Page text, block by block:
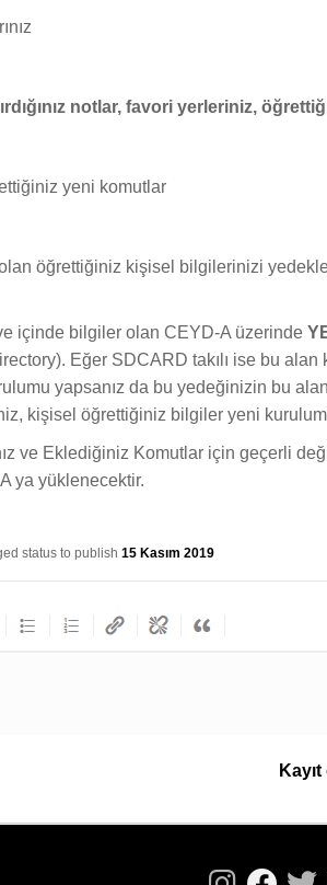
notlar, favori yerleriniz,
yeni komutlar
öğrettiğiniz kişisel bilgilerinizi
içinde bilgiler olan CEYD-A üzerinde
Eğer SDCARD takılı ise bu
yapsanız da bu yedeğinizin bu
kişisel öğrettiğiniz bilgiler yeni
ve Eklediğiniz Komutlar için geçerli
ya yüklenecektir.
status to publish 15 Kasım 2019
Kayıt